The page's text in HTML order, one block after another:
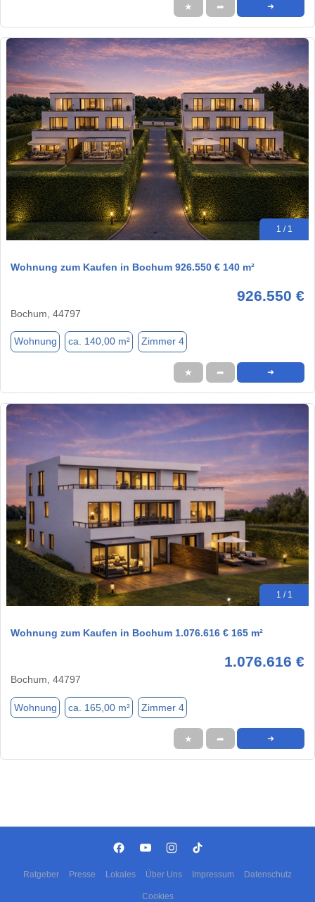
★ ➦ ➜
1 / 1
Wohnung zum Kaufen in Bochum 926.550 € 140 m²
926.550 €
Bochum, 44797
Wohnung ca. 140,00 m² Zimmer 4
★ ➦ ➜
1 / 1
Wohnung zum Kaufen in Bochum 1.076.616 € 165 m²
1.076.616 €
Bochum, 44797
Wohnung ca. 165,00 m² Zimmer 4
★ ➦ ➜
Ratgeber Presse Lokales Über Uns Impressum Datenschutz
Cookies